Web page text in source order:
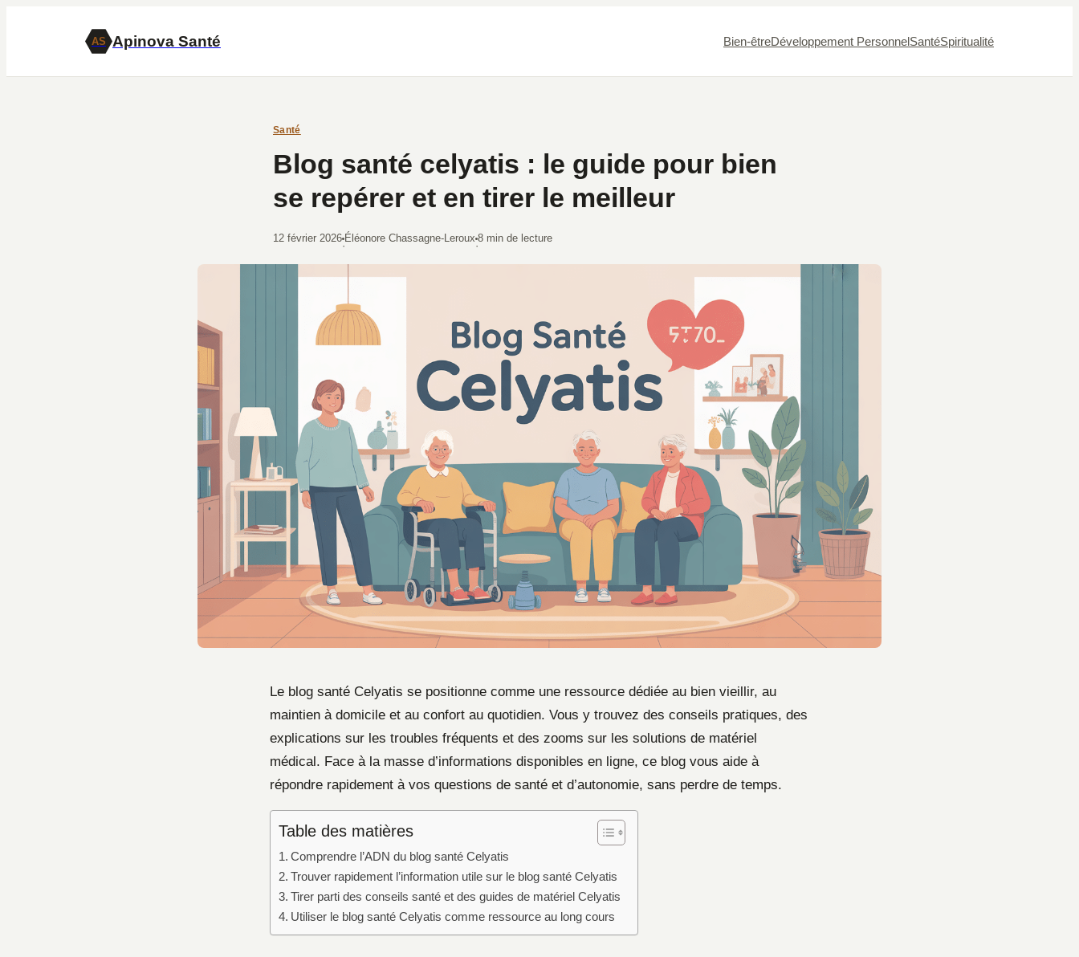
AS Apinova Santé Bien-êtreDéveloppement PersonnelSantéSpiritualité
Santé
Blog santé celyatis : le guide pour bien
se repérer et en tirer le meilleur
12 février 2026
·
Éléonore Chassagne-Leroux
·
8 min de lecture
Le blog santé Celyatis se positionne comme une ressource dédiée au bien vieillir, au
maintien à domicile et au confort au quotidien. Vous y trouvez des conseils pratiques, des
explications sur les troubles fréquents et des zooms sur les solutions de matériel
médical. Face à la masse d’informations disponibles en ligne, ce blog vous aide à
répondre rapidement à vos questions de santé et d’autonomie, sans perdre de temps.
Table des matières
Comprendre l’ADN du blog santé Celyatis
Trouver rapidement l’information utile sur le blog santé Celyatis
Tirer parti des conseils santé et des guides de matériel Celyatis
Utiliser le blog santé Celyatis comme ressource au long cours